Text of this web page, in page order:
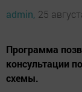
admin, 25
Программа
консультации
схемы.